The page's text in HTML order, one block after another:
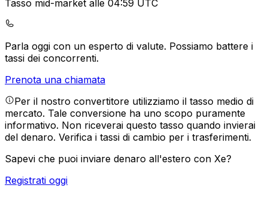
Tasso mid-market alle 04:59 UTC
Parla oggi con un esperto di valute. Possiamo battere i
tassi dei concorrenti.
Prenota una chiamata
Per il nostro convertitore utilizziamo il tasso medio di
mercato. Tale conversione ha uno scopo puramente
informativo. Non riceverai questo tasso quando invierai
del denaro. Verifica i tassi di cambio per i trasferimenti.
Sapevi che puoi inviare denaro all'estero con Xe?
Registrati oggi